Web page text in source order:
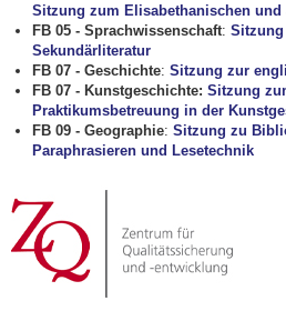
Sitzung zum Elisabethanischen und
FB 05 - Sprachwissenschaft:
Sekundärliteratur
FB 07 - Geschichte:Sitzung zur
FB 07 - Kunstgeschichte:Sitzung
Praktikumsbetreuung in der
FB 09 - Geographie:Sitzung zu
Paraphrasieren und Lesetechnik